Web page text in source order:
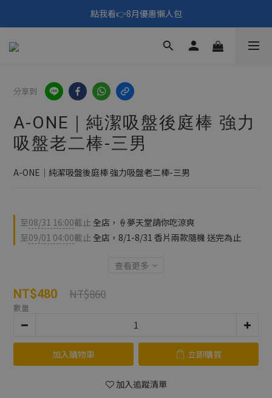
🎑《仲夏夜之淫夢》野獸先輩主題展！🙌點我看活動內容🙌
點我看👉8月優惠懶人包
填寫問券拿 69元折扣🧧
分享到
A-ONE｜純潔吸盤後庭棒 強力
吸盤老二棒-三男
A-ONE｜純潔吸盤後庭棒 強力吸盤老二棒-三男
至08/31 16:00截止 全店，🍦夢天堂請你吃涼爽
至09/01 04:00截止 全店，8/1-8/31 香片兩款隨機 送完為止
查看更多
NT$480 NT$860
數量
加入購物車 立即購買
加入追蹤清單